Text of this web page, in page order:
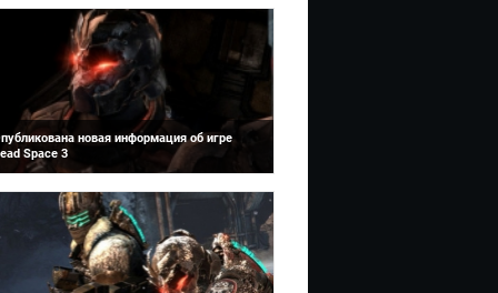
новая информация об игре
Space 3
В последнем номере Game Informer
кооперативного мультиплеера в игре Dead
Space 3.Разработчикам пришлось пожертв...